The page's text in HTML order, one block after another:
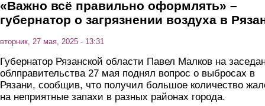
«Важно всё правильно оформлять» –
губернатор о загрязнении воздуха в
вторник, 27 мая, 2025 - 13:31
Губернатор Рязанской области Павел Малков на
облправительства 27 мая поднял вопрос о выбросах в
Рязани, сообщив, что получил большое количество
на неприятные запахи в разных районах города.